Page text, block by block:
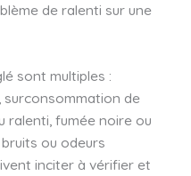
de ralenti sur une
sont multiples :
de
ralenti, fumée noire ou
ou odeurs
inciter à vérifier et